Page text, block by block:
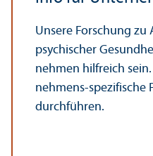
Unsere Forschung zu
psychischer
nehmen hilfreich
nehmens-spezifische
durchführen.